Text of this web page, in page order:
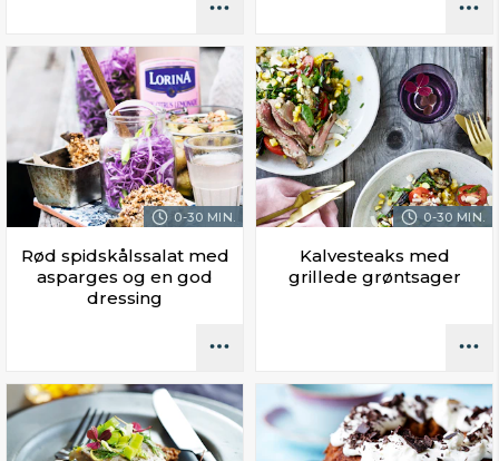
0-30 MIN.
Rød spidskålssalat med
asparges og en god
dressing
0-30 MIN.
Kalvesteaks med
grillede grøntsager